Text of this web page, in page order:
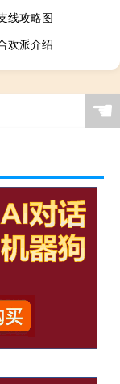
线攻略图
欢派介绍
☚